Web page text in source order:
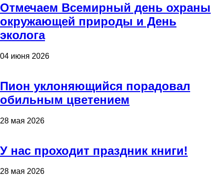
Отмечаем Всемирный день охраны
окружающей природы и День
эколога
04 июня 2026
Пион уклоняющийся порадовал
обильным цветением
28 мая 2026
У нас проходит праздник книги!
28 мая 2026